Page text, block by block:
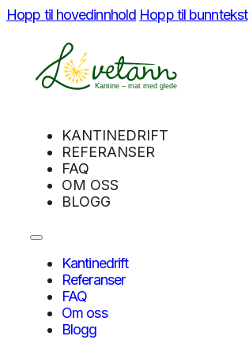
Hopp til hovedinnhold Hopp til bunntekst
KANTINEDRIFT
REFERANSER
FAQ
OM OSS
BLOGG
Kantinedrift
Referanser
FAQ
Om oss
Blogg